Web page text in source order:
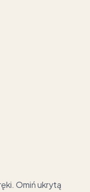
Omiń ukrytą